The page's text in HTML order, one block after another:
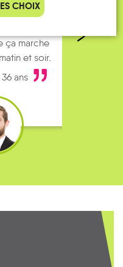
est toujours
ça marche
et soir.
ans
CHOIX